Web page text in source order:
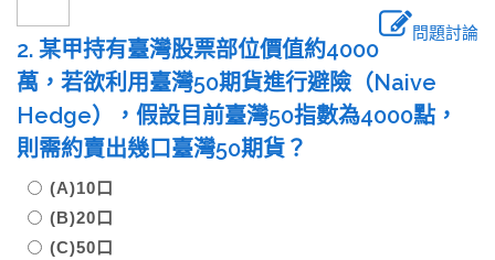
問題討論
2. 某甲持有臺灣股票部位價值約4000
萬，若欲利用臺灣50期貨進行避險（Naive
Hedge），假設目前臺灣50指數為4000點，
則需約賣出幾口臺灣50期貨？
(A)10口
(B)20口
(C)50口